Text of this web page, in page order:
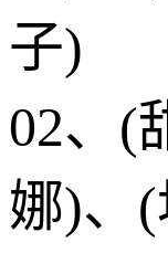
子)
02、(
娜)、